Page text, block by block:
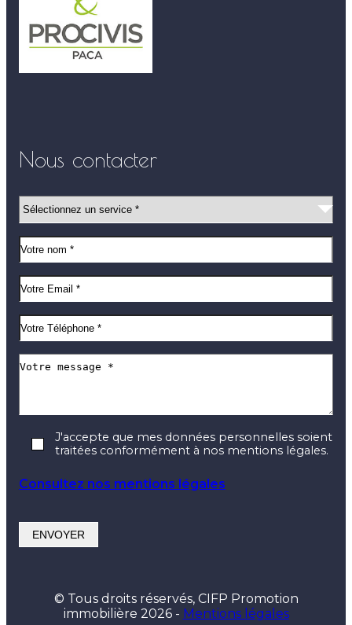
Nous contacter
J'accepte que mes données personnelles soient
traitées conformément à nos mentions légales.
Consultez nos mentions légales
© Tous droits réservés, CIFP Promotion
immobilière 2026 - Mentions légales